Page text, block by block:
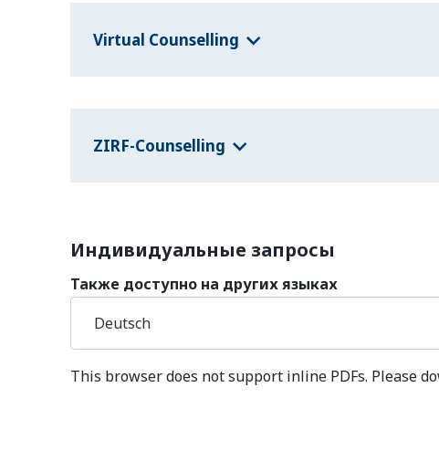
Virtual Counselling
ZIRF-Counselling
Индивидуальные запросы
Также доступно на других языках
Deutsch
This browser does not support inline PDFs. Please